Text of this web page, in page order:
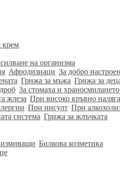
крем
на организма
Афродизиаци За добро
Грижа за мъжа Грижа за
За стомаха и храносмилането
жлеза При високо кръвно
При инсулт При
система Грижа за жлъчката
Билкова козметика